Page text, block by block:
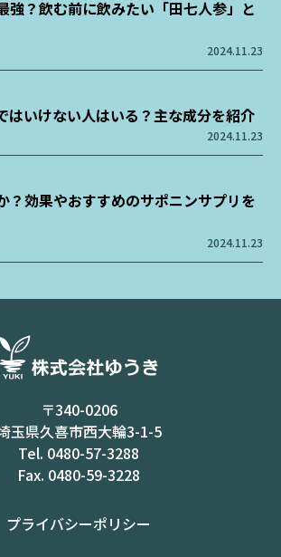
強？飲む前に飲みたい「田七人参」と
2024.11.23
はいけない人はいる？主な成分を紹介
2024.11.23
？効果やおすすめのサポニンサプリを
2024.11.23
〒340-0206
玉県久喜市西大輪3-1-5
Tel. 0480-57-3288
Fax. 0480-59-3228
プライバシーポリシー